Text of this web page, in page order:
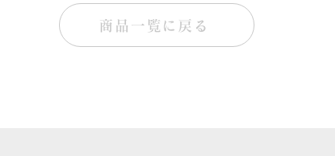
商品一覧に戻る